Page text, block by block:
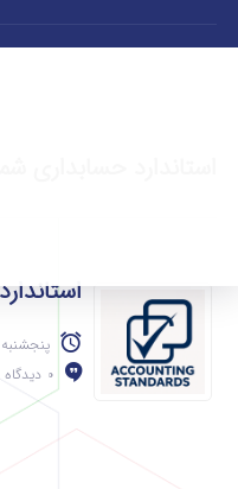
پنجشنبه , 19 تیر
0 دیدگاه